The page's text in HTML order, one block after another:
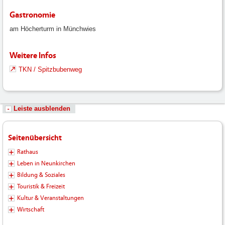
Gastronomie
am Höcherturm in Münchwies
Weitere Infos
TKN / Spitzbubenweg
Leiste ausblenden
Seitenübersicht
Rathaus
Leben in Neunkirchen
Bildung & Soziales
Touristik & Freizeit
Kultur & Veranstaltungen
Wirtschaft